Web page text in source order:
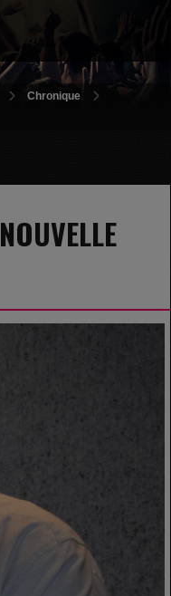
Chronique